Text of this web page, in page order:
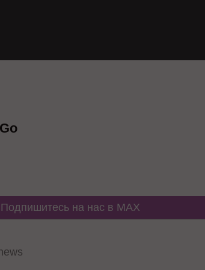
Подпишитесь на нас в MAX